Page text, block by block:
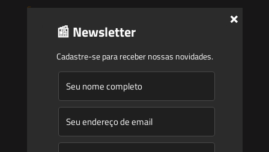
Saes
Início
Quem Somos
Atuação
Equipe
Newsletter
Publicações
📰 Newsletter
Cadastre-se para receber nossas novidades.
×